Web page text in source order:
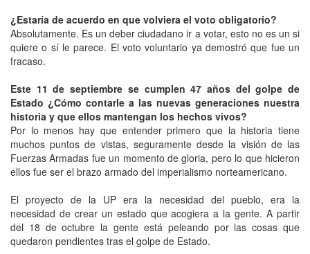
¿Estaría de acuerdo en que volviera el voto obligatorio?
Absolutamente. Es un deber ciudadano ir a votar, esto no es un si
quiere o sí le parece. El voto voluntario ya demostró que fue un
fracaso.
Este 11 de septiembre se cumplen 47 años del golpe de
Estado ¿Cómo contarle a las nuevas generaciones nuestra
historia y que ellos mantengan los hechos vivos?
Por lo menos hay que entender primero que la historia tiene
muchos puntos de vistas, seguramente desde la visión de las
Fuerzas Armadas fue un momento de gloria, pero lo que hicieron
ellos fue ser el brazo armado del imperialismo norteamericano.
El proyecto de la UP era la necesidad del pueblo, era la
necesidad de crear un estado que acogiera a la gente. A partir
del 18 de octubre la gente está peleando por las cosas que
quedaron pendientes tras el golpe de Estado.